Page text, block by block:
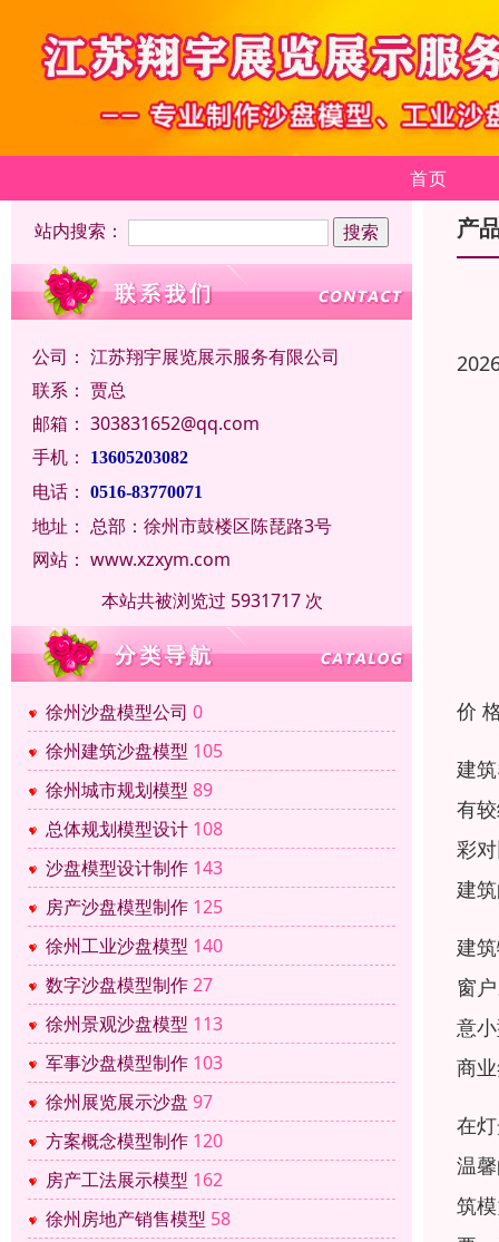
首页
站内搜索：
公司： 江苏翔宇展览展示服务有限公司
联系： 贾总
邮箱： 303831652@qq.com
手机：
13605203082
电话： 0516-83770071
地址： 总部：徐州市鼓楼区陈琵路3号
网站： www.xzxym.com
本站共被浏览过 5931717 次
徐州沙盘模型公司 0
徐州建筑沙盘模型 105
徐州城市规划模型 89
总体规划模型设计 108
沙盘模型设计制作 143
房产沙盘模型制作 125
徐州工业沙盘模型 140
数字沙盘模型制作27
徐州景观沙盘模型 113
军事沙盘模型制作 103
徐州展览展示沙盘 97
方案概念模型制作 120
房产工法展示模型 162
徐州房地产销售模型 58
产
价
建
有
彩
建
建
窗
意
商
在
温
筑